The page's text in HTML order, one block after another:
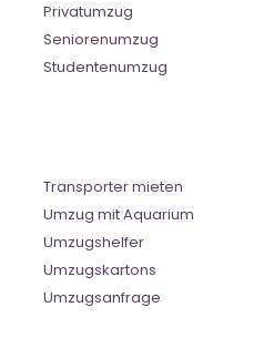
Privatumzug
Seniorenumzug
Studentenumzug
Transporter mieten
Umzug mit Aquarium
Umzugshelfer
Umzugskartons
Umzugsanfrage